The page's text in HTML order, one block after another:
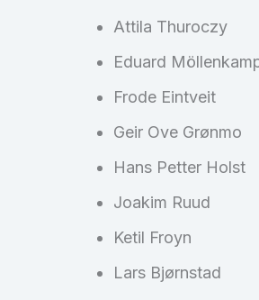
Attila Thuroczy
Eduard
Frode Eintveit
Geir Ove Grønmo
Hans Petter Holst
Joakim Ruud
Ketil Froyn
Lars Bjørnstad